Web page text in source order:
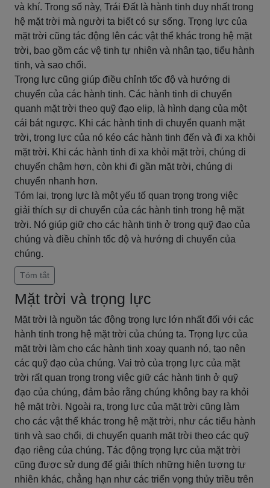
và khí. Trong số này, Trái Đất là hành tinh duy nhất trong
hệ mặt trời mà người ta biết có sự sống. Trọng lực của
mặt trời cũng tác động lên các vật thể khác trong hệ mặt
trời, bao gồm các vệ tinh tự nhiên và nhân tạo, tiểu hành
tinh, và sao chổi.
Trọng lực cũng giúp điều chỉnh tốc độ và hướng di
chuyển của các hành tinh. Các hành tinh di chuyển
quanh mặt trời theo quỹ đạo elip, là hình dạng của một
cái bát ngược. Khi các hành tinh di chuyển quanh mặt
trời, trọng lực của nó kéo các hành tinh đến và đi xa khỏi
mặt trời. Khi các hành tinh đi xa khỏi mặt trời, chúng di
chuyển chậm hơn, còn khi đi gần mặt trời, chúng di
chuyển nhanh hơn.
Tóm lại, trọng lực là một yếu tố quan trọng trong việc
giải thích sự di chuyển của các hành tinh trong hệ mặt
trời. Nó giúp giữ cho các hành tinh ở trong quỹ đạo của
chúng và điều chỉnh tốc độ và hướng di chuyển của
chúng.
Tóm tắt
Mặt trời và trọng lực
Mặt trời là nguồn tác động trọng lực lớn nhất đối với các
hành tinh trong hệ mặt trời của chúng ta. Trọng lực của
mặt trời làm cho các hành tinh xoay quanh nó, tạo nên
các quỹ đạo của chúng. Vai trò của trọng lực của mặt
trời rất quan trọng trong việc giữ các hành tinh ở quỹ
đạo của chúng, đảm bảo rằng chúng không bay ra khỏi
hệ mặt trời. Ngoài ra, trọng lực của mặt trời cũng làm
cho các vật thể khác trong hệ mặt trời, như các tiểu hành
tinh và sao chổi, di chuyển quanh mặt trời theo các quỹ
đạo riêng của chúng. Tác động trọng lực của mặt trời
cũng được sử dụng để giải thích những hiện tượng tự
nhiên khác, chẳng hạn như các triển vọng thủy triều trên